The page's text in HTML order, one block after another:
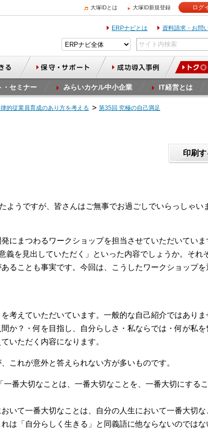
大塚IDとは 大塚ID新規登録 ログ
ERPナビとは 資料請求・お問
・セミナー みらいカケル中小企業 IT経営とは
的従業員育成のあり方を考える 第35回 究極の自己満足
印刷す
ようですが、皆さんはご無事でお過ごしでいらっしゃい
にまつわるワークショップを担当させていただいていま
義を見出していただく」といった内容でしょうか。それ
ることも事実です。今回は、こうしたワークショップを
考えていただいています。一般的な自己紹介ではありま
か？・何を目指し、自分らしさ・私ならでは・何が私を
いただく内容になります。
これが意外と答えられない方が多いものです。
番大切なことは、一番大切なことを、一番大切にする
いて一番大切なことは、自分の人生において一番大切な
は「自分らしく生きる」と同義語に他ならないのではな